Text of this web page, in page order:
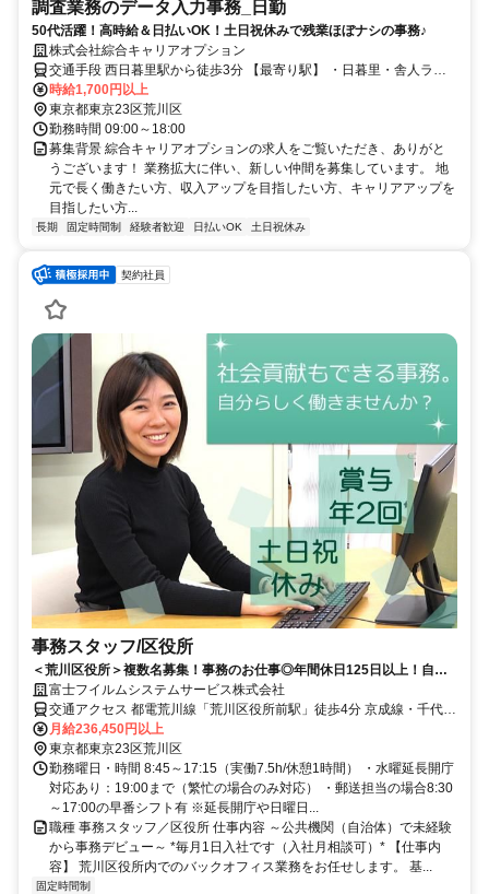
調査業務のデータ入力事務_日勤
50代活躍！高時給＆日払いOK！土日祝休みで残業ほぼナシの事務♪
株式会社綜合キャリアオプション
交通手段 西日暮里駅から徒歩3分 【最寄り駅】 ・日暮里・舎人ライ
ナー「西日暮里駅」 ・東京メトロ千代田線「西日暮里駅」 ・その他
時給1,700円以上
東京都東京23区荒川区
勤務時間 09:00～18:00
募集背景 綜合キャリアオプションの求人をご覧いただき、ありがと
うございます！ 業務拡大に伴い、新しい仲間を募集しています。 地
元で長く働きたい方、収入アップを目指したい方、キャリアアップを
目指したい方...
長期 固定時間制 経験者歓迎 日払いOK 土日祝休み
契約社員
事務スタッフ/区役所
＜荒川区役所＞複数名募集！事務のお仕事◎年間休日125日以上！自治
体業務を後押しするお仕事♪
富士フイルムシステムサービス株式会社
交通アクセス 都電荒川線「荒川区役所前駅」徒歩4分 京成線・千代田
線「町屋駅」徒歩12分 JR常磐線「三河島駅」徒歩10分 ☆自転車通勤
可です
月給236,450円以上
東京都東京23区荒川区
勤務曜日・時間 8:45～17:15（実働7.5h/休憩1時間） ・水曜延長開庁
対応あり：19:00まで（繁忙の場合のみ対応） ・郵送担当の場合8:30
～17:00の早番シフト有 ※延長開庁や日曜日...
職種 事務スタッフ／区役所 仕事内容 ～公共機関（自治体）で未経験
から事務デビュー～ *毎月1日入社です（入社月相談可）* 【仕事内
容】 荒川区役所内でのバックオフィス業務をお任せします。 基...
固定時間制